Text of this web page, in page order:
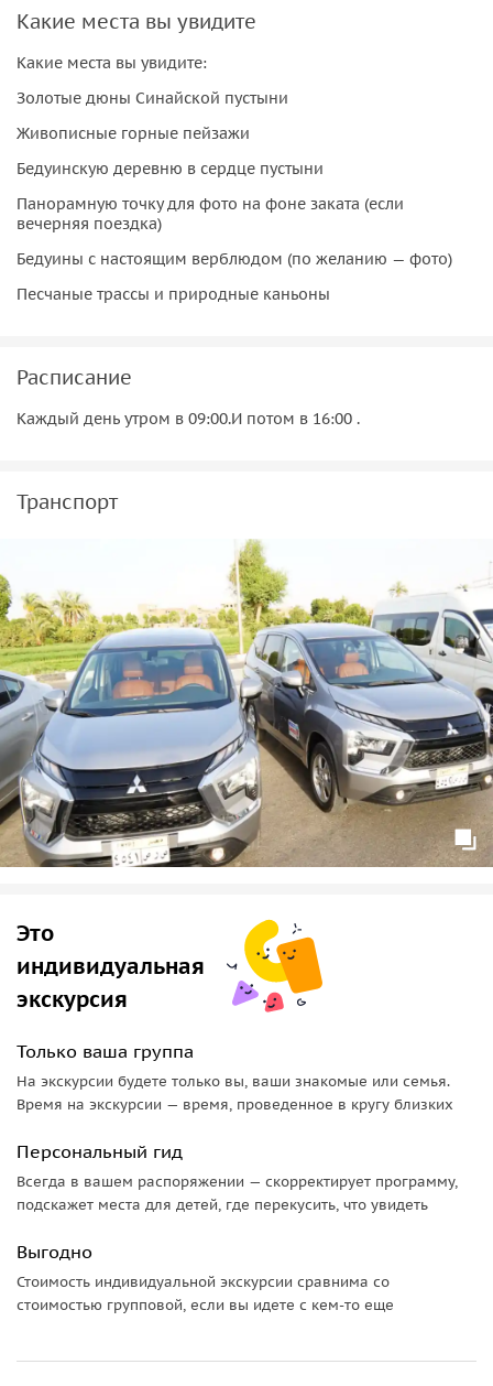
Какие места вы увидите
Какие места вы увидите:
Золотые дюны Синайской пустыни
Живописные горные пейзажи
Бедуинскую деревню в сердце пустыни
Панорамную точку для фото на фоне заката (если
вечерняя поездка)
Бедуины с настоящим верблюдом (по желанию — фото)
Песчаные трассы и природные каньоны
Расписание
Каждый день утром в 09:00.И потом в 16:00 .
Транспорт
Это
индивидуальная
экскурсия
Только ваша группа
На экскурсии будете только вы, ваши знакомые или семья.
Время на экскурсии — время, проведенное в кругу близких
Персональный гид
Всегда в вашем распоряжении — скорректирует программу,
подскажет места для детей, где перекусить, что увидеть
Выгодно
Стоимость индивидуальной экскурсии сравнима со
стоимостью групповой, если вы идете с кем-то еще